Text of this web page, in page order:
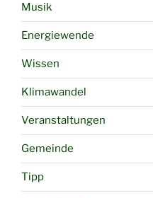
Musik
Energiewende
Wissen
Klimawandel
Veranstaltungen
Gemeinde
Tipp